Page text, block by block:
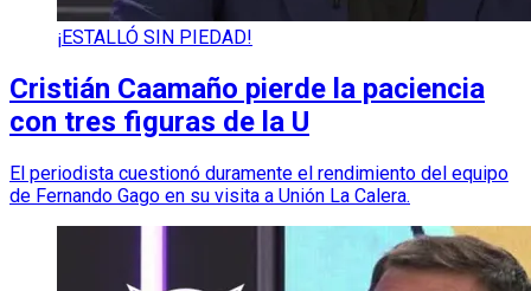
¡ESTALLÓ SIN PIEDAD!
Cristián Caamaño pierde la paciencia
con tres figuras de la U
El periodista cuestionó duramente el rendimiento del equipo
de Fernando Gago en su visita a Unión La Calera.